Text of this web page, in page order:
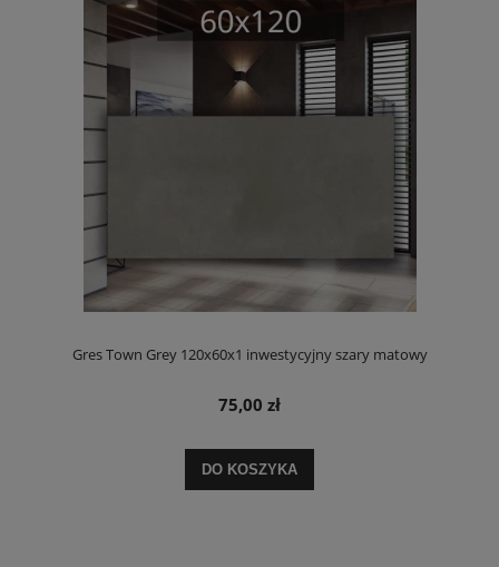
Gres Town Grey 120x60x1 inwestycyjny szary matowy
75,00 zł
DO KOSZYKA